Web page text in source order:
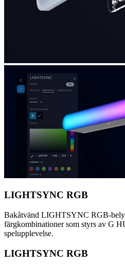
LIGHTSYNC RGB
Bakåtvänd LIGHTSYNC RGB-
färgkombinationer som styrs av G
spelupplevelse.
LIGHTSYNC RGB